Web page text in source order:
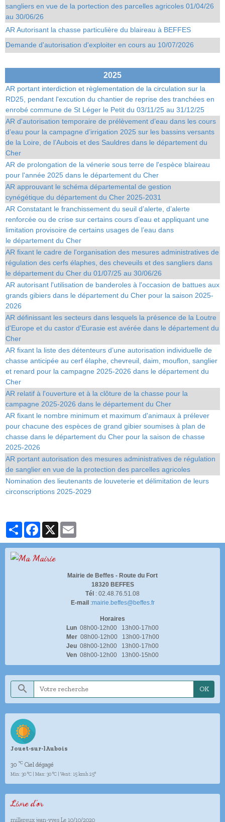
sangliers en vue de la portection des parcelles agricoles 01/04/26
au 30/06/26
AR Autorisant la chasse particulière du blaireau à BEFFES
Demande d'autorisation d'exploiter en cours au 10/07/2026
2025
AR portant interdiction et règlementation de la circulation sur la
RD25, pendant l'excution du chantier de reprise des tranchées en
enrobé commune de St Léger le Petit du 03/11/25 au 31/12/25
AR d'autorisation temporaire de prélèvement d’eau dans les cours
d’eau pour la campagne d’irrigation 2025 sur les bassins versants
de la Loire, de l’Aubois et des Sauldres dans le département du
Cher
AR de prolongation de la vénerie sous terre de l'espèce blaireau
pour l'année 2025 dans le département du Cher
AR approuvant le schéma départemental de gestion
cynégétique du département du Cher 2025-2031
AR Constatant le franchissement du seuil d’alerte, d’alerte
renforcée ou de crise sur certains cours d’eau et appliquant une
limitation provisoire de certains usages de l’eau dans
le département du Cher
AR fixant le cadre de l'organisation des mesures administratives de
régulation des cerfs élaphes, des cheveuils et des sangliers dans
le département du Cher du 01/07/25 au 30/06/26
AR autorisant l'utilisation de banderoles à l'occasion de battues aux
grands gibiers dans le département du Cher pour la saison 2025-
2026
AR définissant les secteurs dans lesquels la présence de la Loutre
d'Europe et du castor d'Eurasie est avérée dans le département du
Cher
AR fixant la liste des détenteurs d’une autorisation individuelle de
chasse anticipée au cerf élaphe, chevreuil, daim, mouflon, sanglier
et renard pour la campagne 2025-2026 dans le département du
Cher
AR relatif à l'ouverture et à la clôture de la chasse pour la
campagne 2025-2026 dans le département du Cher
AR fixant le nombre minimum et maximum d'animaux à prélever
pour chacune des espèces de grand gibier soumises à plan de
chasse dans le département du Cher pour la saison de chasse
2025-2026
AR portant autorisation des mesures administratives de régulation
de sanglier en vue de la protection des parcelles agricoles
Nomination des lieutenants de louveterie et délimitation de leurs
circonscriptions 2025-2029
PartagerFacebookX
Mairie de Beffes - Route du Fort
18320 BEFFES
Tél : 02.48.76.51.08
E-mail :mairie.beffes@beffes.fr
Horaires
Lun 08h00-12h00 13h00-17h00
Mer 08h00-12h00 13h00-17h00
Jeu 08h00-12h00 13h00-17h00
Ven 08h00-12h00 13h00-15h00
OK
Jouet-sur-lAubois
30 °C Ciel dégagé
Min: 30 °C | Max: 30 °C | Vent: 15 kmh 25°
Livre d'or
millereux jean-yves Le 10/10/2020